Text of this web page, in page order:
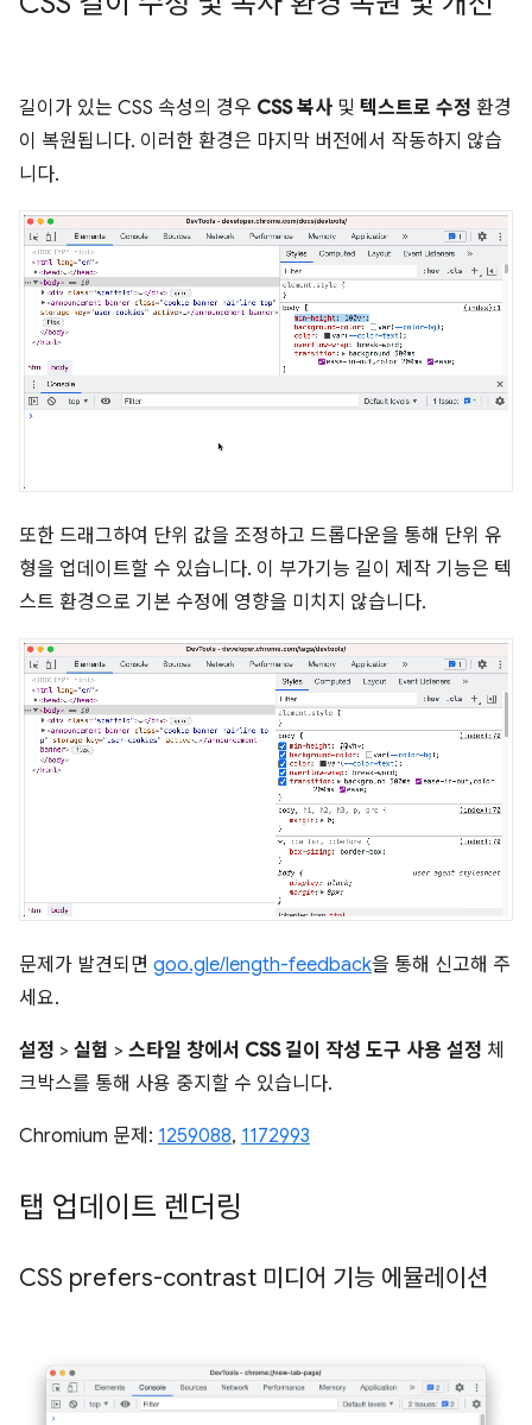
길이가 있는 CSS 속성의 경우 CSS 복사 및 텍스트로 수정 환경
이 복원됩니다. 이러한 환경은 마지막 버전에서 작동하지 않습
니다.
또한 드래그하여 단위 값을 조정하고 드롭다운을 통해 단위 유
형을 업데이트할 수 있습니다. 이 부가기능 길이 제작 기능은 텍
스트 환경으로 기본 수정에 영향을 미치지 않습니다.
문제가 발견되면 goo.gle/length-feedback을 통해 신고해 주
세요.
설정 > 실험 > 스타일 창에서 CSS 길이 작성 도구 사용 설정 체
크박스를 통해 사용 중지할 수 있습니다.
Chromium 문제: 1259088, 1172993
탭 업데이트 렌더링
CSS prefers-contrast 미디어 기능 에뮬레이션